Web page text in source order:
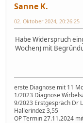
Sanne K.
02. Oktober 2024, 20:26:25
Habe Widerspruch
Wochen) mit
erste Diagnose mit 11
1/2023 Diagnose
9/2023 Erstgespräch Dr
Hallerindez 3,55
OP Termin 27.11.2024